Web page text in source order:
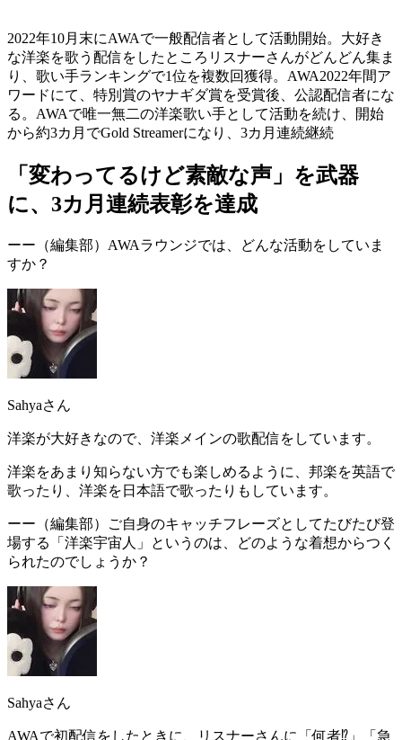
2022年10月末にAWAで一般配信者として活動開始。大好き
な洋楽を歌う配信をしたところリスナーさんがどんどん集ま
り、歌い手ランキングで1位を複数回獲得。AWA2022年間ア
ワードにて、特別賞のヤナギダ賞を受賞後、公認配信者にな
る。AWAで唯一無二の洋楽歌い手として活動を続け、開始
から約3カ月でGold Streamerになり、3カ月連続継続
「変わってるけど素敵な声」を武器
に、3カ月連続表彰を達成
ーー（編集部） AWAラウンジでは、どんな活動をしていま
すか？
Sahyaさん
洋楽が大好きなので、洋楽メインの歌配信をしています。
洋楽をあまり知らない方でも楽しめるように、 邦楽を英語で
歌ったり、洋楽を日本語で歌ったりもしています。
ーー（編集部）ご自身のキャッチフレーズとしてたびたび登
場する「洋楽宇宙人」というのは 、どのような着想からつく
られたのでしょうか？
Sahyaさん
AWAで初配信をしたときに、リスナーさんに「何者⁉️」「 急